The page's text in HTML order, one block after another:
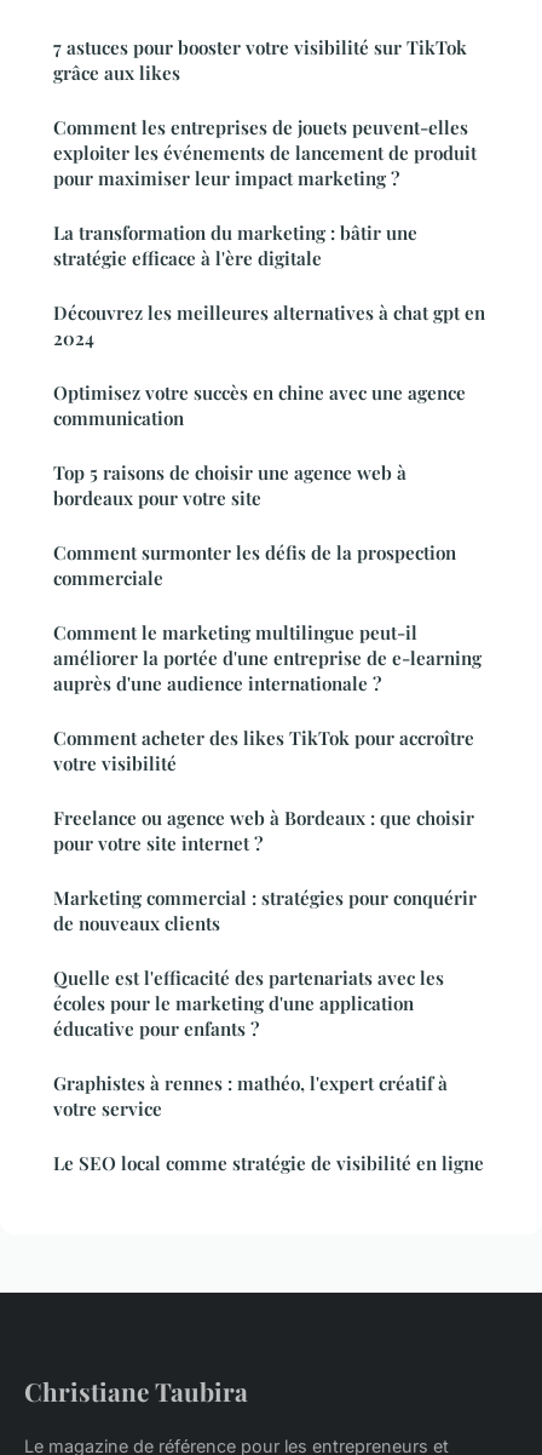
7 astuces pour booster votre visibilité sur TikTok
grâce aux likes
Comment les entreprises de jouets peuvent-elles
exploiter les événements de lancement de produit
pour maximiser leur impact marketing ?
La transformation du marketing : bâtir une
stratégie efficace à l'ère digitale
Découvrez les meilleures alternatives à chat gpt en
2024
Optimisez votre succès en chine avec une agence
communication
Top 5 raisons de choisir une agence web à
bordeaux pour votre site
Comment surmonter les défis de la prospection
commerciale
Comment le marketing multilingue peut-il
améliorer la portée d'une entreprise de e-learning
auprès d'une audience internationale ?
Comment acheter des likes TikTok pour accroître
votre visibilité
Freelance ou agence web à Bordeaux : que choisir
pour votre site internet ?
Marketing commercial : stratégies pour conquérir
de nouveaux clients
Quelle est l'efficacité des partenariats avec les
écoles pour le marketing d'une application
éducative pour enfants ?
Graphistes à rennes : mathéo, l'expert créatif à
votre service
Le SEO local comme stratégie de visibilité en ligne
Christiane Taubira
Le magazine de référence pour les entrepreneurs et